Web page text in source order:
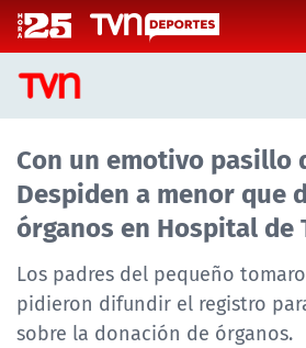
Click acá para ir directamente al
CASTING MASTERCHEF CHILE
CASTING TVN VERTICAL
TVN VERTICAL
TVN PLAY
Con un emotivo pasillo
Despiden a menor que
órganos en Hospital de
Los padres del pequeño
pidieron difundir el registro
sobre la donación de órganos.